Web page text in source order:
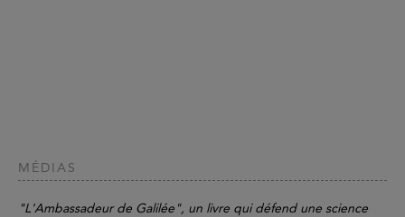
MÉDIAS
"L'Ambassadeur de Galilée", un livre qui défend une science